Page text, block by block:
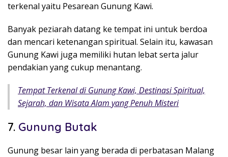
terkenal yaitu Pesarean Gunung Kawi.
Banyak peziarah datang ke tempat ini untuk berdoa
dan mencari ketenangan spiritual. Selain itu, kawasan
Gunung Kawi juga memiliki hutan lebat serta jalur
pendakian yang cukup menantang.
Tempat Terkenal di Gunung Kawi, Destinasi Spiritual,
Sejarah, dan Wisata Alam yang Penuh Misteri
7. Gunung Butak
Gunung besar lain yang berada di perbatasan Malang